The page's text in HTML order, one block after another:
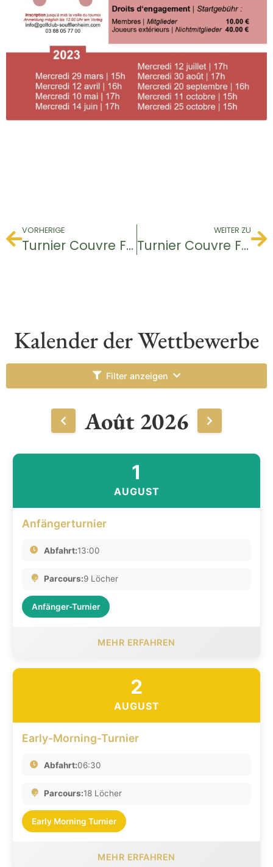
VORHERIGE
Turnier Couvre Feu
WEITER ZU
Turnier Couvre Feu
Kalender der Wettbewerbe
Filter anzeigen
Août 2026
1
AUGUST
Anfängerturnier
Abfahrt:13:00
Parcours:9 Löcher
Anfänger-Turnier
MEHR ERFAHREN
2
AUGUST
Early-Morning-Turnier
Abfahrt:06:30
Parcours:18 Löcher
Early Morning Turnier
MEHR ERFAHREN